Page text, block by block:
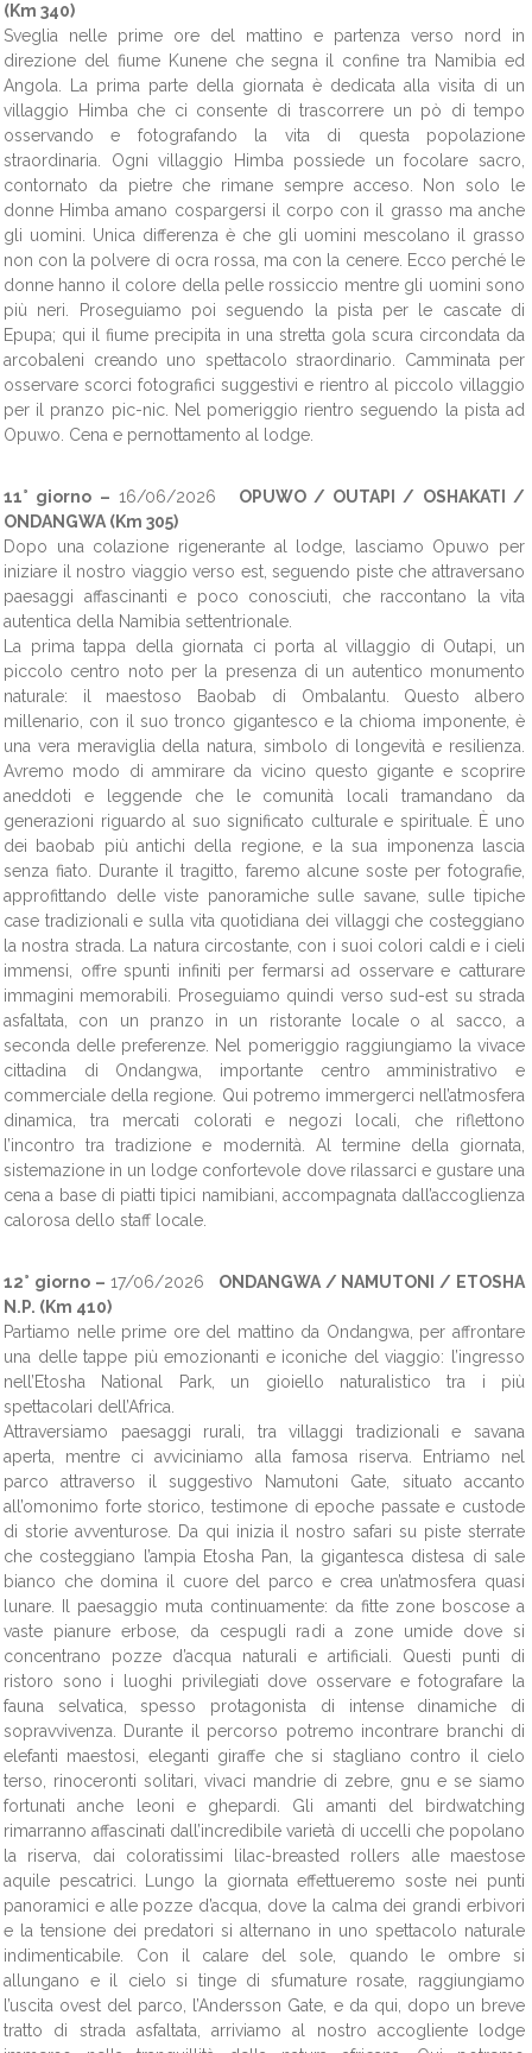
(Km 340)
Sveglia nelle prime ore del mattino e partenza verso nord in
direzione del fiume Kunene che segna il confine tra Namibia ed
Angola. La prima parte della giornata è dedicata alla visita di un
villaggio Himba che ci consente di trascorrere un pò di tempo
osservando e fotografando la vita di questa popolazione
straordinaria. Ogni villaggio Himba possiede un focolare sacro,
contornato da pietre che rimane sempre acceso. Non solo le
donne Himba amano cospargersi il corpo con il grasso ma anche
gli uomini. Unica differenza è che gli uomini mescolano il grasso
non con la polvere di ocra rossa, ma con la cenere. Ecco perché le
donne hanno il colore della pelle rossiccio mentre gli uomini sono
più neri. Proseguiamo poi seguendo la pista per le cascate di
Epupa; qui il fiume precipita in una stretta gola scura circondata da
arcobaleni creando uno spettacolo straordinario. Camminata per
osservare scorci fotografici suggestivi e rientro al piccolo villaggio
per il pranzo pic-nic. Nel pomeriggio rientro seguendo la pista ad
Opuwo. Cena e pernottamento al lodge.
11° giorno – 16/06/2026 OPUWO / OUTAPI / OSHAKATI /
ONDANGWA (Km 305)
Dopo una colazione rigenerante al lodge, lasciamo Opuwo per
iniziare il nostro viaggio verso est, seguendo piste che attraversano
paesaggi affascinanti e poco conosciuti, che raccontano la vita
autentica della Namibia settentrionale.
La prima tappa della giornata ci porta al villaggio di Outapi, un
piccolo centro noto per la presenza di un autentico monumento
naturale: il maestoso Baobab di Ombalantu. Questo albero
millenario, con il suo tronco gigantesco e la chioma imponente, è
una vera meraviglia della natura, simbolo di longevità e resilienza.
Avremo modo di ammirare da vicino questo gigante e scoprire
aneddoti e leggende che le comunità locali tramandano da
generazioni riguardo al suo significato culturale e spirituale. È uno
dei baobab più antichi della regione, e la sua imponenza lascia
senza fiato. Durante il tragitto, faremo alcune soste per fotografie,
approfittando delle viste panoramiche sulle savane, sulle tipiche
case tradizionali e sulla vita quotidiana dei villaggi che costeggiano
la nostra strada. La natura circostante, con i suoi colori caldi e i cieli
immensi, offre spunti infiniti per fermarsi ad osservare e catturare
immagini memorabili. Proseguiamo quindi verso sud-est su strada
asfaltata, con un pranzo in un ristorante locale o al sacco, a
seconda delle preferenze. Nel pomeriggio raggiungiamo la vivace
cittadina di Ondangwa, importante centro amministrativo e
commerciale della regione. Qui potremo immergerci nell’atmosfera
dinamica, tra mercati colorati e negozi locali, che riflettono
l’incontro tra tradizione e modernità. Al termine della giornata,
sistemazione in un lodge confortevole dove rilassarci e gustare una
cena a base di piatti tipici namibiani, accompagnata dall’accoglienza
calorosa dello staff locale.
12° giorno – 17/06/2026 ONDANGWA / NAMUTONI / ETOSHA
N.P. (Km 410)
Partiamo nelle prime ore del mattino da Ondangwa, per affrontare
una delle tappe più emozionanti e iconiche del viaggio: l’ingresso
nell’Etosha National Park, un gioiello naturalistico tra i più
spettacolari dell’Africa.
Attraversiamo paesaggi rurali, tra villaggi tradizionali e savana
aperta, mentre ci avviciniamo alla famosa riserva. Entriamo nel
parco attraverso il suggestivo Namutoni Gate, situato accanto
all’omonimo forte storico, testimone di epoche passate e custode
di storie avventurose. Da qui inizia il nostro safari su piste sterrate
che costeggiano l’ampia Etosha Pan, la gigantesca distesa di sale
bianco che domina il cuore del parco e crea un’atmosfera quasi
lunare. Il paesaggio muta continuamente: da fitte zone boscose a
vaste pianure erbose, da cespugli radi a zone umide dove si
concentrano pozze d’acqua naturali e artificiali. Questi punti di
ristoro sono i luoghi privilegiati dove osservare e fotografare la
fauna selvatica, spesso protagonista di intense dinamiche di
sopravvivenza. Durante il percorso potremo incontrare branchi di
elefanti maestosi, eleganti giraffe che si stagliano contro il cielo
terso, rinoceronti solitari, vivaci mandrie di zebre, gnu e se siamo
fortunati anche leoni e ghepardi. Gli amanti del birdwatching
rimarranno affascinati dall’incredibile varietà di uccelli che popolano
la riserva, dai coloratissimi lilac-breasted rollers alle maestose
aquile pescatrici. Lungo la giornata effettueremo soste nei punti
panoramici e alle pozze d’acqua, dove la calma dei grandi erbivori
e la tensione dei predatori si alternano in uno spettacolo naturale
indimenticabile. Con il calare del sole, quando le ombre si
allungano e il cielo si tinge di sfumature rosate, raggiungiamo
l’uscita ovest del parco, l’Andersson Gate, e da qui, dopo un breve
tratto di strada asfaltata, arriviamo al nostro accogliente lodge